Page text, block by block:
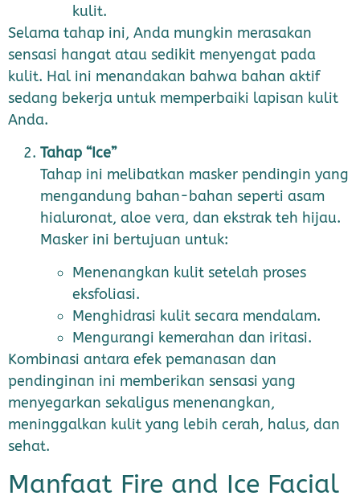
kulit.
Selama tahap ini, Anda mungkin merasakan
sensasi hangat atau sedikit menyengat pada
kulit. Hal ini menandakan bahwa bahan aktif
sedang bekerja untuk memperbaiki lapisan kulit
Anda.
Tahap “Ice”
Tahap ini melibatkan masker pendingin yang
mengandung bahan-bahan seperti asam
hialuronat, aloe vera, dan ekstrak teh hijau.
Masker ini bertujuan untuk:
Menenangkan kulit setelah proses
eksfoliasi.
Menghidrasi kulit secara mendalam.
Mengurangi kemerahan dan iritasi.
Kombinasi antara efek pemanasan dan
pendinginan ini memberikan sensasi yang
menyegarkan sekaligus menenangkan,
meninggalkan kulit yang lebih cerah, halus, dan
sehat.
Manfaat Fire and Ice Facial